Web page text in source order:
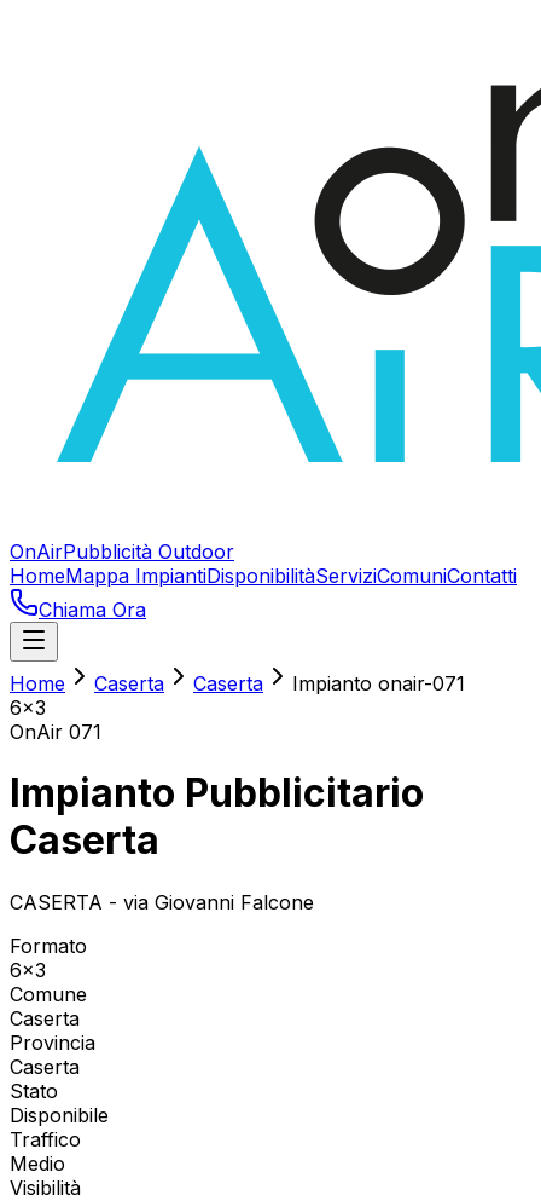
OnAirPubblicità Outdoor
HomeMappa ImpiantiDisponibilitàServiziComuniContatti
Chiama Ora
Home Caserta Caserta
Impianto onair-071
6x3
OnAir 071
Impianto Pubblicitario
Caserta
CASERTA - via Giovanni Falcone
Formato
6x3
Comune
Caserta
Provincia
Caserta
Stato
Disponibile
Traffico
Medio
Visibilità